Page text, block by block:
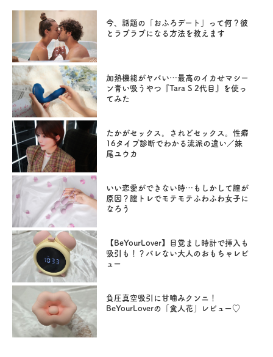
今、話題の「おふろデート」って何？彼
とラブラブになる方法を教えます
加熱機能がヤバい…最高のイカせマシー
ン青い吸うやつ『Tara S 2代目』を使っ
てみた
たかがセックス。されどセックス。性癖
16タイプ診断でわかる流派の違い／妹
尾ユウカ
いい恋愛ができない時…もしかして膣が
原因？膣トレでモテモテふわふわ女子に
なろう
【BeYourLover】目覚まし時計で挿入も
吸引も！？バレない大人のおもちゃレビ
ュー
負圧真空吸引に甘噛みクンニ！
BeYourLoverの「食人花」レビュー♡